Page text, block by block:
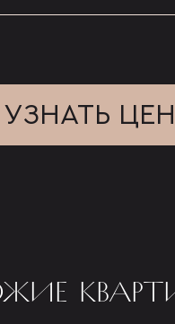
УЗНАТЬ